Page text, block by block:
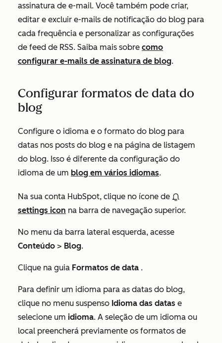
assinatura de e-mail. Você também pode criar,
editar e excluir e-mails de notificação do blog para
cada frequência e personalizar as configurações
de feed de RSS. Saiba mais sobre como
configurar e-mails de assinatura de blog.
Configurar formatos de data do
blog
Configure o idioma e o formato do blog para
datas nos posts do blog e na página de listagem
do blog. Isso é diferente da configuração do
idioma de um blog em vários idiomas.
Na sua conta HubSpot, clique no ícone de
settings icon na barra de navegação superior.
No menu da barra lateral esquerda, acesse
Conteúdo > Blog.
Clique na guia Formatos de data .
Para definir um idioma para as datas do blog,
clique no menu suspenso Idioma das datas e
selecione um idioma. A seleção de um idioma ou
local preencherá previamente os formatos de